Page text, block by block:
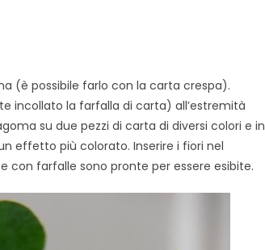
(è possibile farlo con la carta crespa).
incollato la farfalla di carta) all’estremità
su due pezzi di carta di diversi colori e in
effetto più colorato. Inserire i fiori nel
farfalle sono pronte per essere esibite.